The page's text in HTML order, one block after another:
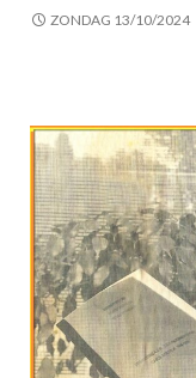
ZONDAG 13/10/2024